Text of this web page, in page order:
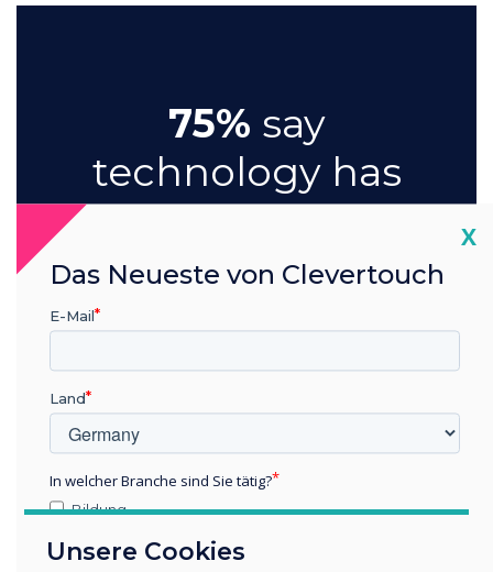
75% say
technology has
improved
meeting
engagement
and
participation
Unsere Cookies
X
Das Neueste von Clevertouch
E-Mail
Land
In welcher Branche sind Sie tätig?
Bildung
Sonstiges